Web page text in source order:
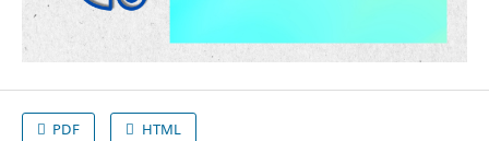
PDF HTML